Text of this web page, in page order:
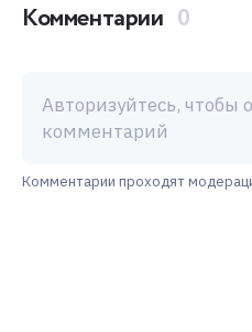
Комментарии 0
Авторизуйтесь, чтобы
комментарий
Комментарии проходят